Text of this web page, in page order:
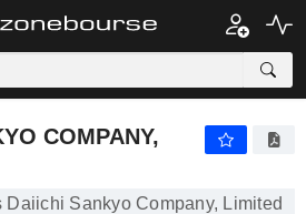
COMPANY,
Sankyo Company, Limited